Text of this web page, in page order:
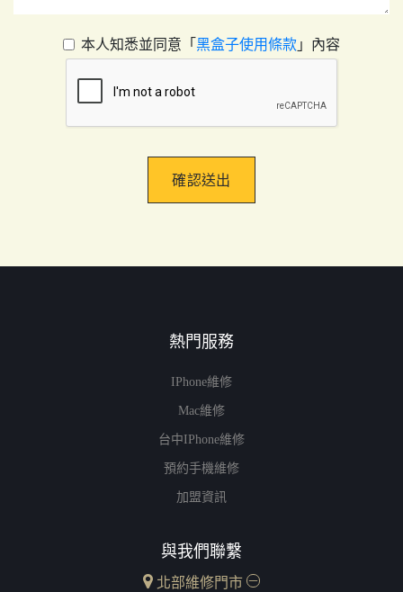
本人知悉並同意「 黑盒子使用條款 」內容
確認送出
熱門服務
IPhone維修
Mac維修
台中iPhone維修
預約手機維修
加盟資訊
與我們聯繫
北部維修門市